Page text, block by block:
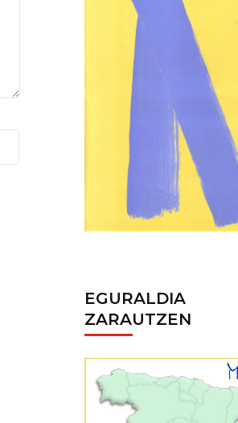
EGURALDIA
ZARAUTZEN